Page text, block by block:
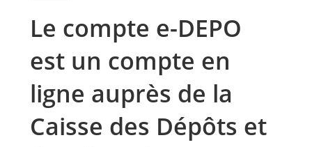
Le compte e-DEPO
est un compte en
ligne auprès de la
Caisse des Dépôts et